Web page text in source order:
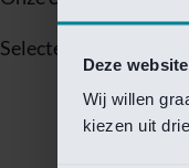
Deze
Wij willen
kiezen uit
Selecteer een van de